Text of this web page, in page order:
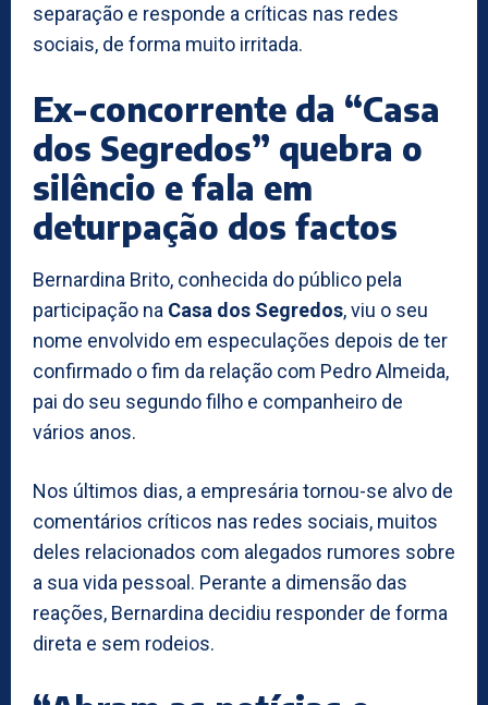
separação e responde a críticas nas redes
sociais, de forma muito irritada.
Ex-concorrente da “Casa
dos Segredos” quebra o
silêncio e fala em
deturpação dos factos
Bernardina Brito, conhecida do público pela
participação na Casa dos Segredos, viu o seu
nome envolvido em especulações depois de ter
confirmado o fim da relação com Pedro Almeida,
pai do seu segundo filho e companheiro de
vários anos.
Nos últimos dias, a empresária tornou-se alvo de
comentários críticos nas redes sociais, muitos
deles relacionados com alegados rumores sobre
a sua vida pessoal. Perante a dimensão das
reações, Bernardina decidiu responder de forma
direta e sem rodeios.